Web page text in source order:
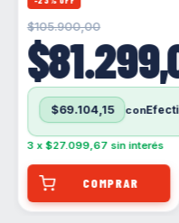
$105.900,00
$69.104,15 con
3 x $27.099,67 sin interés